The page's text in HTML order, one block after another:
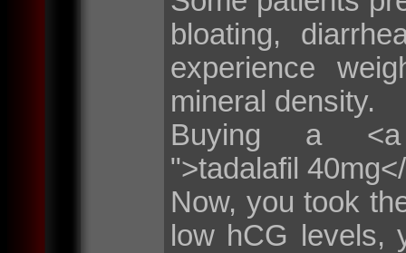
bloating,
experience
mineral density.
Buying a <a
">tadalafil
Now, you took
low hCG levels,